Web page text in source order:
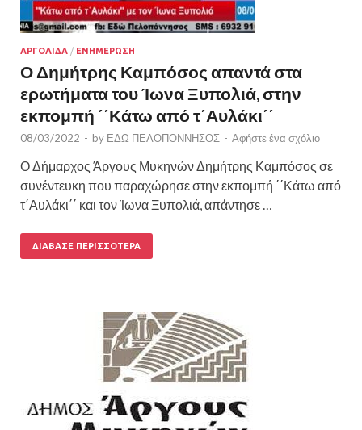
ΑΡΓΟΛΙΔΑ / ΕΝΗΜΕΡΩΣΗ
Ο Δημήτρης Καμπόσος απαντά στα
ερωτήματα του Ίωνα Ξυπολιά, στην
εκπομπή ΄΄Κάτω από τ΄Αυλάκι΄΄
08/03/2022 - by ΕΔΩ ΠΕΛΟΠΟΝΝΗΣΟΣ - Αφήστε ένα σχόλιο
Ο Δήμαρχος Άργους Μυκηνών Δημήτρης Καμπόσος σε
συνέντευκη που παραχώρησε στην εκπομπή ΄΄Κάτω από
τ΄Αυλάκι΄΄ και τον Ίωνα Ξυπολιά, απάντησε …
ΔΙΆΒΑΣΕ ΠΕΡΙΣΣΌΤΕΡΑ